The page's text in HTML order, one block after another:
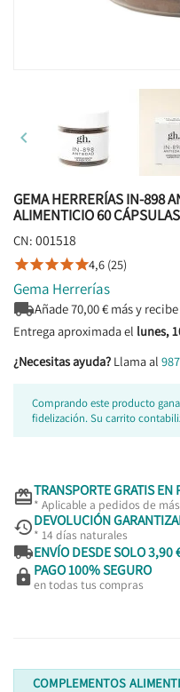

GEMA HERRERÍAS IN-898
ALIMENTICIO 60 CÁPSULAS
CN: 001518
4,6 (25)
Gema Herrerías
Añade70,00€ más y
Entrega aproximada el lunes,
¿Necesitas ayuda? Llama al
Comprando este producto
fidelización. Su carrito
TRANSPORTE GRATIS EN
* Aplicable a pedidos de
DEVOLUCIÓN
* 14 días naturales
ENVÍO DESDE SOLO 3,90
 PAGO 100% SEGURO
en todas tus compras
COMPLEMENTOS